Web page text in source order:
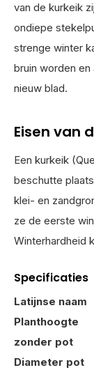
van de kurkeik
ondiepe
strenge winter
bruin worden
nieuw blad.
Eisen van
Een kurkeik
beschutte
klei- en
ze de eerste
Winterhardheid
Specificaties
Latijnse naam
Planthoogte
zonder pot
Diameter pot